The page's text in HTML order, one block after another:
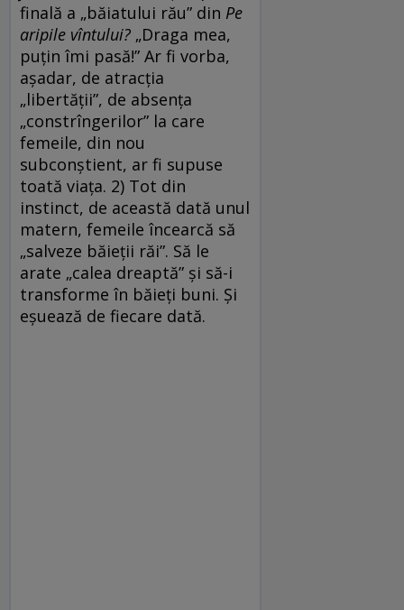
finală a „băiatului rău” din Pe
aripile vîntului? „Draga mea,
puțin îmi pasă!” Ar fi vorba,
așadar, de atracția
„libertății”, de absența
„constrîngerilor” la care
femeile, din nou
subconștient, ar fi supuse
toată viața. 2) Tot din
instinct, de această dată unul
matern, femeile încearcă să
„salveze băieții răi”. Să le
arate „calea dreaptă” și să-i
transforme în băieți buni. Și
eșuează de fiecare dată.